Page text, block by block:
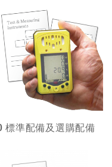
標準配備及選購配備